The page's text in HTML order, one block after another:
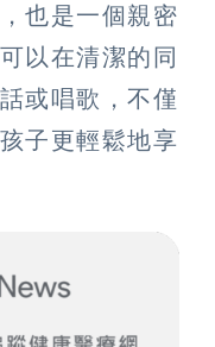
也是一個親密
以在清潔的同
或唱歌，不僅
子更輕鬆地享